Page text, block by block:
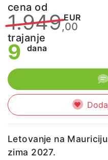
cena od
1.949 EUR
,00
trajanje
9 dana
Letovanje na
zima 2027.